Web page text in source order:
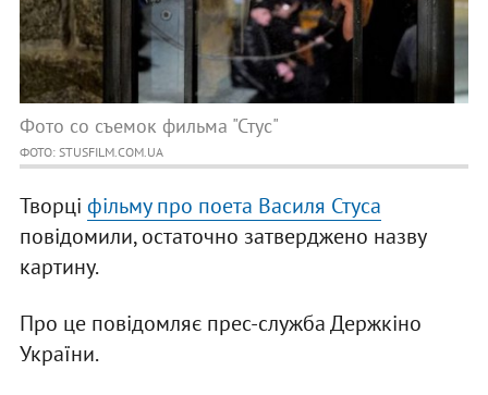
Фото со съемок фильма "Стус"
ФОТО: STUSFILM.COM.UA
Творці фільму про поета Василя Стуса
повідомили, остаточно затверджено назву
картину.
Про це повідомляє прес-служба Держкіно
України.